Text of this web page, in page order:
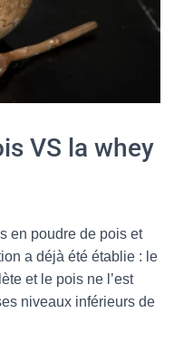
VS la whey
en poudre de pois et
a déjà été établie : le
et le pois ne l’est
niveaux inférieurs de